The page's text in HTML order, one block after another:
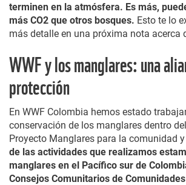
terminen en la atmósfera. Es más,
más CO2 que otros bosques. Esto te lo
más detalle en una próxima nota acerca
WWF y los manglares: una
protección
En WWF Colombia hemos estado
conservación de los manglares dentro
Proyecto Manglares para la comunidad
de las actividades que realizamos
manglares en el Pacífico sur de
Consejos Comunitarios de